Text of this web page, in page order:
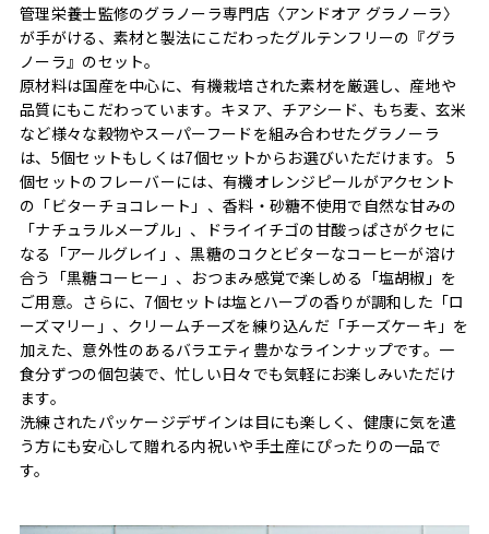
管理栄養士監修のグラノーラ専門店〈アンドオア グラノーラ〉
が手がける、素材と製法にこだわったグルテンフリーの『グラ
ノーラ』のセット。
原材料は国産を中心に、有機栽培された素材を厳選し、産地や
品質にもこだわっています。キヌア、チアシード、もち麦、玄米
など様々な穀物やスーパーフードを組み合わせたグラノーラ
は、5個セットもしくは7個セットからお選びいただけます。 5
個セットのフレーバーには、有機オレンジピールがアクセント
の「ビターチョコレート」、香料・砂糖不使用で自然な甘みの
「ナチュラルメープル」、ドライイチゴの甘酸っぱさがクセに
なる「アールグレイ」、黒糖のコクとビターなコーヒーが溶け
合う「黒糖コーヒー」、おつまみ感覚で楽しめる「塩胡椒」を
ご用意。さらに、7個セットは塩とハーブの香りが調和した「ロ
ーズマリー」、クリームチーズを練り込んだ「チーズケーキ」を
加えた、意外性のあるバラエティ豊かなラインナップです。一
食分ずつの個包装で、忙しい日々でも気軽にお楽しみいただけ
ます。
洗練されたパッケージデザインは目にも楽しく、健康に気を遣
う方にも安心して贈れる内祝いや手土産にぴったりの一品で
す。